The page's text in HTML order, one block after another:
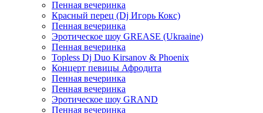
Пенная вечеринка
Красный перец (Dj Игорь Кокс)
Пенная вечеринка
Эротическое шоу GREASE (Ukraaine)
Пенная вечеринка
Topless Dj Duo Kirsanov & Phoenix
Концерт певицы Афродита
Пенная вечеринка
Пенная вечеринка
Эротическое шоу GRAND
Пенная вечеринка